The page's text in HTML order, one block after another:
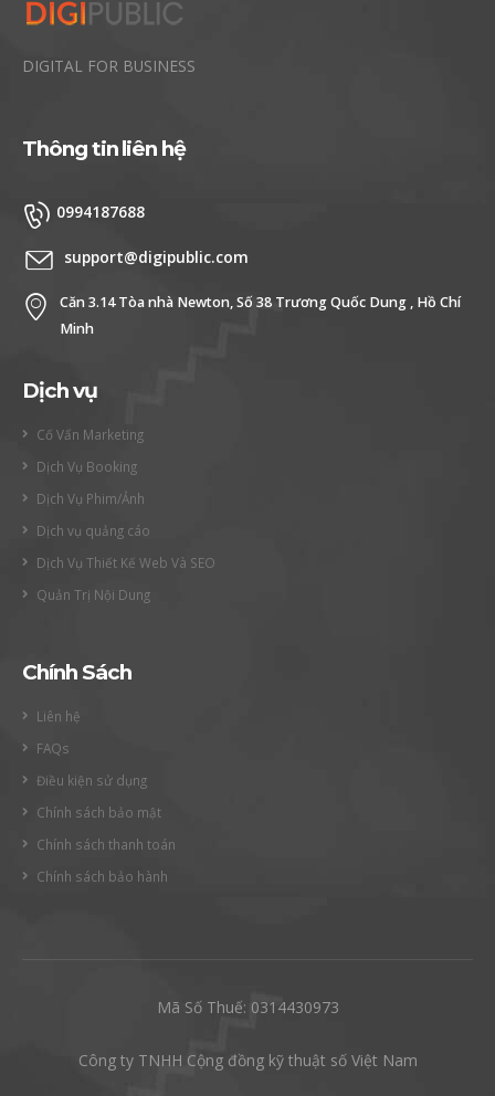
DIGITAL FOR BUSINESS
Thông tin liên hệ
0994187688
support@digipublic.com
Căn 3.14 Tòa nhà Newton, Số 38 Trương Quốc Dung , Hồ Chí
Minh
Dịch vụ
Cố Vấn Marketing
Dịch Vụ Booking
Dịch Vụ Phim/Ảnh
Dịch vụ quảng cáo
Dịch Vụ Thiết Kế Web Và SEO
Quản Trị Nội Dung
Chính Sách
Liên hệ
FAQs
Điều kiện sử dụng
Chính sách bảo mật
Chính sách thanh toán
Chính sách bảo hành
Mã Số Thuế: 0314430973
Công ty TNHH Cộng đồng kỹ thuật số Việt Nam